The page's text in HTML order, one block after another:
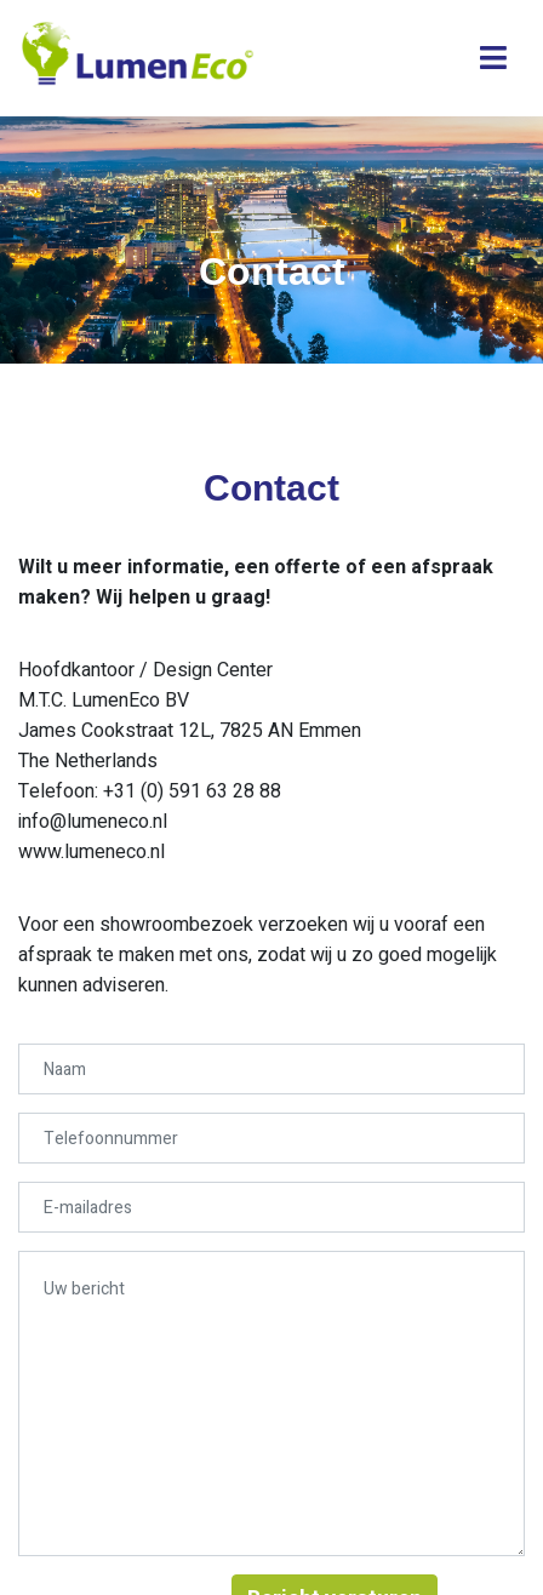
Contact
Contact
Wilt u meer informatie, een offerte of een afspraak
maken? Wij helpen u graag!
Hoofdkantoor / Design Center
M.T.C. LumenEco BV
James Cookstraat 12L, 7825 AN Emmen
The Netherlands
Telefoon: +31 (0) 591 63 28 88
info@lumeneco.nl
www.lumeneco.nl
Voor een showroombezoek verzoeken wij u vooraf een
afspraak te maken met ons, zodat wij u zo goed mogelijk
kunnen adviseren.